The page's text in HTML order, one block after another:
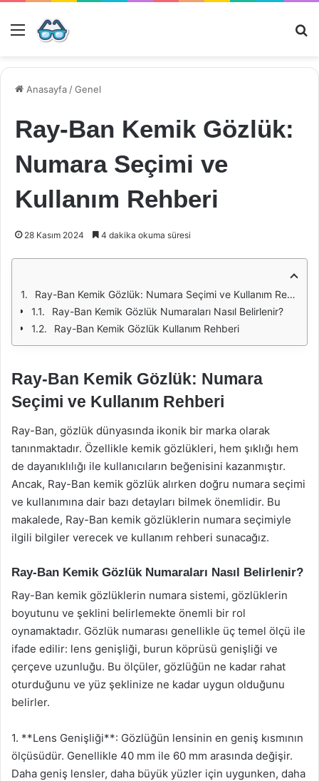
Menü
Anasayfa /Genel
Ray-Ban Kemik Gözlük:
Numara Seçimi ve
Kullanım Rehberi
28 Kasım 2024 4 dakika okuma süresi
Ray-Ban Kemik Gözlük: Numara Seçimi ve Kullanım Rehberi
Ray-Ban Kemik Gözlük Numaraları Nasıl Belirlenir?
Ray-Ban Kemik Gözlük Kullanım Rehberi
Ray-Ban Kemik Gözlük: Numara
Seçimi ve Kullanım Rehberi
Ray-Ban, gözlük dünyasında ikonik bir marka olarak
tanınmaktadır. Özellikle kemik gözlükleri, hem şıklığı hem
de dayanıklılığı ile kullanıcıların beğenisini kazanmıştır.
Ancak, Ray-Ban kemik gözlük alırken doğru numara seçimi
ve kullanımına dair bazı detayları bilmek önemlidir. Bu
makalede, Ray-Ban kemik gözlüklerin numara seçimiyle
ilgili bilgiler verecek ve kullanım rehberi sunacağız.
Ray-Ban Kemik Gözlük Numaraları Nasıl Belirlenir?
Ray-Ban kemik gözlüklerin numara sistemi, gözlüklerin
boyutunu ve şeklini belirlemekte önemli bir rol
oynamaktadır. Gözlük numarası genellikle üç temel ölçü ile
ifade edilir: lens genişliği, burun köprüsü genişliği ve
çerçeve uzunluğu. Bu ölçüler, gözlüğün ne kadar rahat
oturduğunu ve yüz şeklinize ne kadar uygun olduğunu
belirler.
1. **Lens Genişliği**: Gözlüğün lensinin en geniş kısmının
ölçüsüdür. Genellikle 40 mm ile 60 mm arasında değişir.
Daha geniş lensler, daha büyük yüzler için uygunken, daha